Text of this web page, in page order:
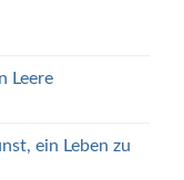
Leere
ein Leben zu